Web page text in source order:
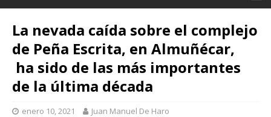
La nevada caída sobre el complejo
de Peña Escrita, en Almuñécar,
ha sido de las más importantes
de la última década
enero 10, 2021 Juan Manuel De Haro